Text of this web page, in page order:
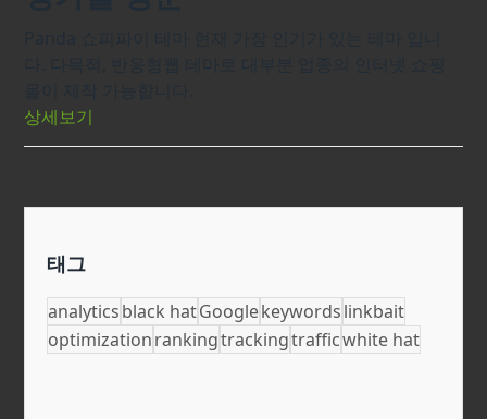
상세보기
태그
analyticsblack hatGooglekeywordslinkbait
optimizationrankingtrackingtrafficwhite hat